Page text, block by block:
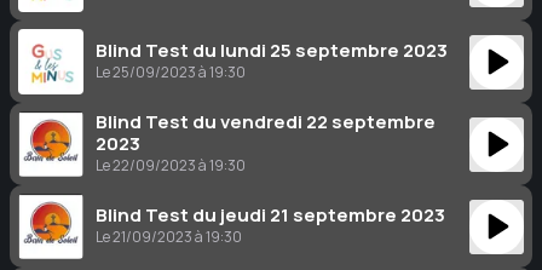
Blind Test du lundi 25 septembre 2023
Le 25/09/2023 à 19:30
Blind Test du vendredi 22 septembre
2023
Le 22/09/2023 à 19:30
Blind Test du jeudi 21 septembre 2023
Le 21/09/2023 à 19:30